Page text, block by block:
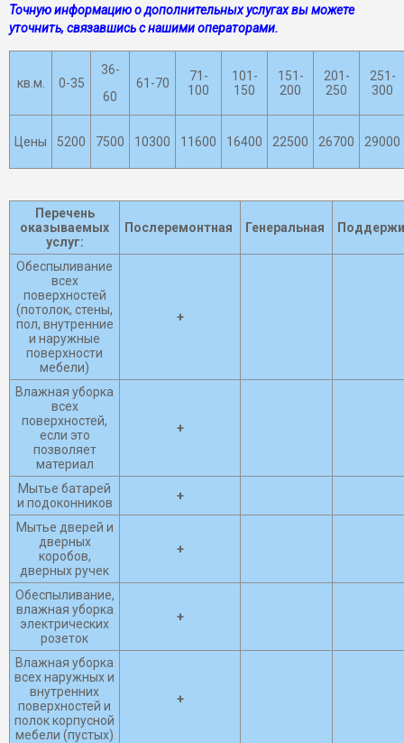
Точную информацию о дополнительных услугах вы можете
уточнить, связавшись с нашими операторами.
кв.м. 0-35
36-
60
61-70
71-
100
101-
150
151-
200
201-
250
251-
300
Цены 5200 7500 10300 11600 16400 22500 26700 29000
Перечень
оказываемых
услуг:
Послеремонтная Генеральная
Обеспыливание
всех
поверхностей
(потолок, стены,
пол, внутренние
и наружные
поверхности
мебели)
+
Влажная уборка
всех
поверхностей,
если это
позволяет
материал
+
Мытье батарей
и подоконников
+
Мытье дверей и
дверных
коробов,
дверных ручек
+
Обеспыливание,
влажная уборка
электрических
розеток
+
Влажная уборка
всех наружных и
внутренних
поверхностей и
полок корпусной
мебели (пустых)
+